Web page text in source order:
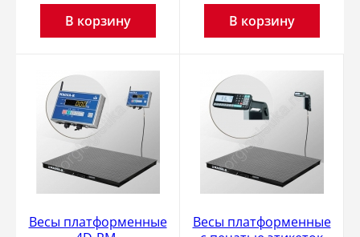
В корзину В корзину
Весы платформенные
Весы платформенные